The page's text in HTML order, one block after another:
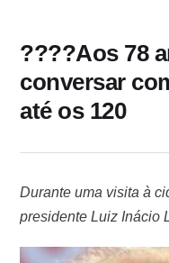
????Aos 78
conversar
até os 120
Durante uma visita à
presidente Luiz Inácio